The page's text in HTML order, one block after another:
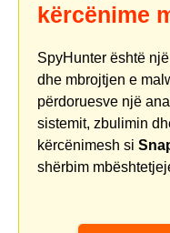
kërcënime
SpyHunter është
dhe mbrojtjen e
përdoruesve një
sistemit, zbulimin
kërcënimesh si
shërbim